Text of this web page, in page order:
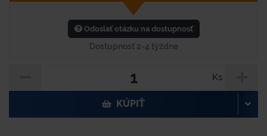
Odoslať otázku na dostupnosť
Dostupnosť 2-4 týždne
Ks
KÚPIŤ